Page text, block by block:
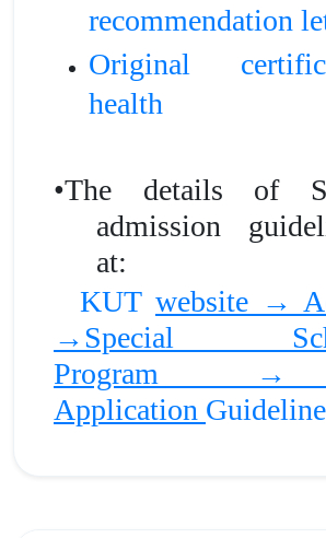
recommendation
Original
health
•The details of
admission
at:
KUT website →
→Special
Program →
Application Guideline